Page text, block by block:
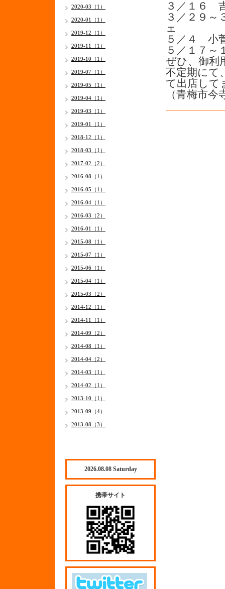
３／１６
３／２９
ェ
５／４ 小
５／１７
ぜひ、御利
不定期にて
て出店して
（青梅市今
2020-03（1）
2020-01（1）
2019-12（1）
2019-11（1）
2019-10（1）
2019-07（1）
2019-05（1）
2019-04（1）
2019-03（1）
2019-01（1）
2018-12（1）
2018-03（1）
2017-02（2）
2016-08（1）
2016-05（1）
2016-04（1）
2016-03（2）
2016-01（1）
2015-08（1）
2015-07（1）
2015-06（1）
2015-04（1）
2015-03（2）
2014-12（1）
2014-11（1）
2014-09（2）
2014-08（1）
2014-04（2）
2014-03（1）
2014-02（1）
2013-10（1）
2013-09（4）
2013-08（3）
2026.08.08 Saturday
携帯サイト